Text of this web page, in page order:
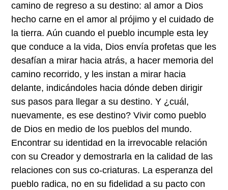
camino de regreso a su destino: al amor a Dios
hecho carne en el amor al prójimo y el cuidado de
la tierra. Aún cuando el pueblo incumple esta ley
que conduce a la vida, Dios envía profetas que les
desafían a mirar hacia atrás, a hacer memoria del
camino recorrido, y les instan a mirar hacia
delante, indicándoles hacia dónde deben dirigir
sus pasos para llegar a su destino. Y ¿cuál,
nuevamente, es ese destino? Vivir como pueblo
de Dios en medio de los pueblos del mundo.
Encontrar su identidad en la irrevocable relación
con su Creador y demostrarla en la calidad de las
relaciones con sus co-criaturas. La esperanza del
pueblo radica, no en su fidelidad a su pacto con